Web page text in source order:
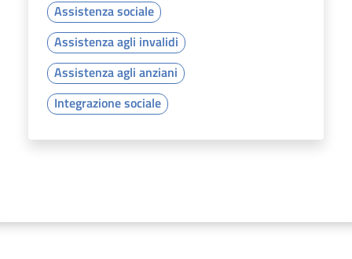
Assistenza sociale
Assistenza agli invalidi
Assistenza agli anziani
Integrazione sociale